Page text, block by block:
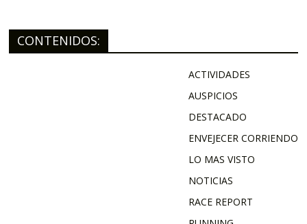
CONTENIDOS:
ACTIVIDADES
AUSPICIOS
DESTACADO
ENVEJECER CORRIENDO
LO MAS VISTO
NOTICIAS
RACE REPORT